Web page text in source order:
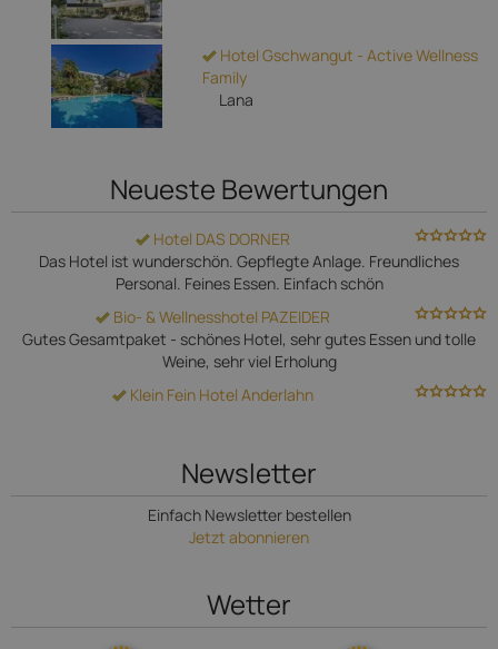
Hotel Gschwangut - Active Wellness
Family
Lana
Neueste Bewertungen
Hotel DAS DORNER
Das Hotel ist wunderschön. Gepflegte Anlage. Freundliches
Personal. Feines Essen. Einfach schön
Bio- & Wellnesshotel PAZEIDER
Gutes Gesamtpaket - schönes Hotel, sehr gutes Essen und tolle
Weine, sehr viel Erholung
Klein Fein Hotel Anderlahn
Newsletter
Einfach Newsletter bestellen
Jetzt abonnieren
Wetter